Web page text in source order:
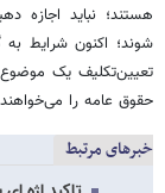
هستند؛ نباید اجازه
تعیین‌تکلیف یک
حقوق عامه را می‌خواهند
خبرهای مرتبط